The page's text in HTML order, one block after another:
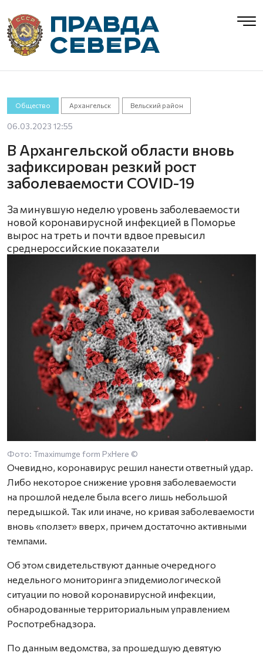
Общество Архангельск Вельский район
06.03.2023 12:55
В Архангельской области вновь
зафиксирован резкий рост
заболеваемости COVID-19
За минувшую неделю уровень заболеваемости
новой коронавирусной инфекцией в Поморье
вырос на треть и почти вдвое превысил
среднероссийские показатели
Фото: Tmaximumge form PxHere ©
Очевидно, коронавирус решил нанести ответный удар.
Либо некоторое снижение уровня заболеваемости
на прошлой неделе была всего лишь небольшой
передышкой. Так или иначе, но кривая заболеваемости
вновь «ползет» вверх, причем достаточно активными
темпами.
Об этом свидетельствуют данные очередного
недельного мониторинга эпидемиологической
ситуации по новой коронавирусной инфекции,
обнародованные территориальным управлением
Роспотребнадзора.
По данным ведомства, за прошедшую девятую